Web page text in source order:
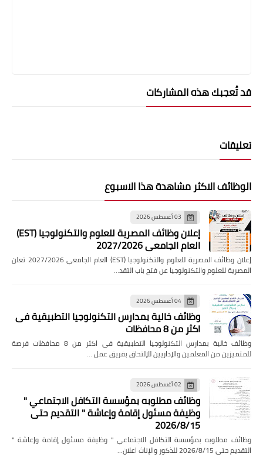
قد تُعجبك هذه المشاركات
تعليقات
الوظائف الاكثر مشاهدة هذا الاسبوع
03 أغسطس 2026
إعلان وظائف المصرية للعلوم والتكنولوجيا (EST)
العام الجامعي 2027/2026
إعلان وظائف المصرية للعلوم والتكنولوجيا (EST) العام الجامعي 2027/2026 تعلن
المصرية للعلوم والتكنولوجيا عن فتح باب التقد…
04 أغسطس 2026
وظائف خالية بمدارس التكنولوجيا التطبيقية فى
اكثر من 8 محافظات
وظائف خالية بمدارس التكنولوجيا التطبيقية فى اكثر من 8 محافظات فرصة
للمتميزين من المعلمين والإداريين للإلتحاق بفريق عمل …
02 أغسطس 2026
وظائف مطلوبه بمؤسسة التكافل الاجتماعي "
وظيفة مسئول إقامة وإعاشة " التقديم حتى
2026/8/15
وظائف مطلوبه بمؤسسة التكافل الاجتماعي " وظيفة مسئول إقامة وإعاشة "
التقديم حتى 2026/8/15 للذكور والإناث اعلان…